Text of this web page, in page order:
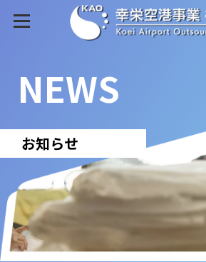
NEWS
お知らせ